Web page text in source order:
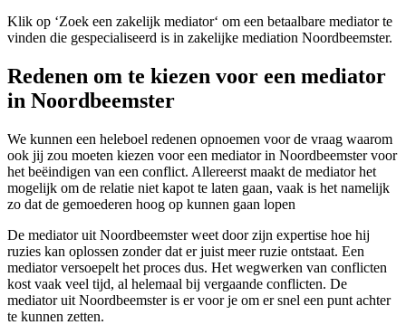
Klik op ‘Zoek een zakelijk mediator‘ om een betaalbare mediator te
vinden die gespecialiseerd is in zakelijke mediation Noordbeemster.
Redenen om te kiezen voor een mediator
in Noordbeemster
We kunnen een heleboel redenen opnoemen voor de vraag waarom
ook jij zou moeten kiezen voor een mediator in Noordbeemster voor
het beëindigen van een conflict. Allereerst maakt de mediator het
mogelijk om de relatie niet kapot te laten gaan, vaak is het namelijk
zo dat de gemoederen hoog op kunnen gaan lopen
De mediator uit Noordbeemster weet door zijn expertise hoe hij
ruzies kan oplossen zonder dat er juist meer ruzie ontstaat. Een
mediator versoepelt het proces dus. Het wegwerken van conflicten
kost vaak veel tijd, al helemaal bij vergaande conflicten. De
mediator uit Noordbeemster is er voor je om er snel een punt achter
te kunnen zetten.